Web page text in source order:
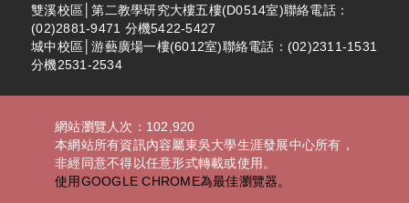
雙溪校區│第二教學研究大樓五樓(D0514室)聯絡電話：
(02)2881-9471 分機5422-5427
城中校區│游藝廣場一樓(6012室)聯絡電話：(02)2311-1531
分機2531-2534
網站瀏覽人次：102,920
本網站所有資訊內容屬東吳大學生涯發展中心所有，
非經同意不得以任意形式轉載或使用。
使用GOOGLE CHROME為最佳瀏覽器。